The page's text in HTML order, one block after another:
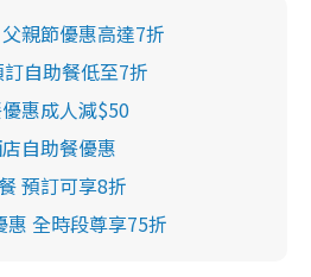
親節優惠高達7折
自助餐低至7折
惠成人減$50
自助餐優惠
預訂可享8折
全時段尊享75折